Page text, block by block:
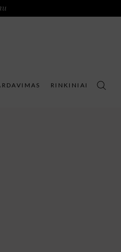
RINKINIAI